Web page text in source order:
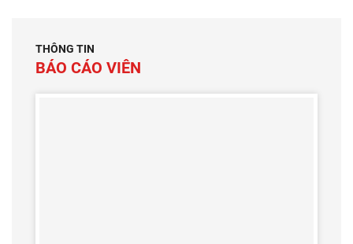
THÔNG TIN
BÁO CÁO VIÊN